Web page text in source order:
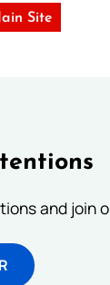
Site
and join